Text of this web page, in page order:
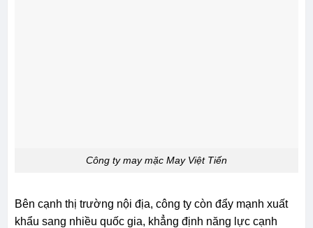
Công ty may mặc May Việt Tiến
Bên cạnh thị trường nội địa, công ty còn đẩy mạnh xuất
khẩu sang nhiều quốc gia, khẳng định năng lực cạnh